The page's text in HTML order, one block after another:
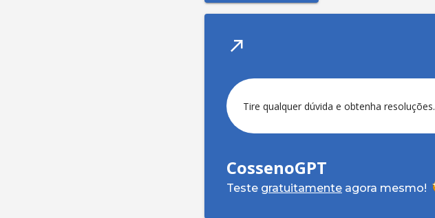
Tire qualquer dúvida e obtenha resoluções.
CossenoGPT
Teste gratuitamente agora mesmo!